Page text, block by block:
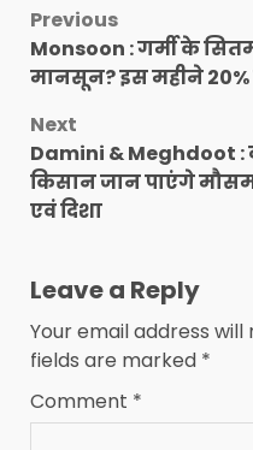
Post
navigation
Previous
Monsoon : गर्मी के
मानसून? इस महीने 20%
Next
Damini & Meghdoot :
किसान जान पाएंगे मौसम
एवं दिशा
Leave a Reply
Your email address
fields are marked *
Comment *